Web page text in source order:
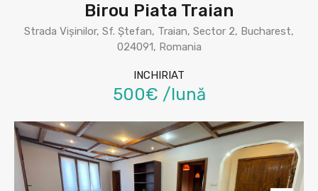
Birou Piata Traian
Strada Vișinilor, Sf. Ștefan, Traian, Sector 2, Bucharest,
024091, Romania
INCHIRIAT
500€ /lună